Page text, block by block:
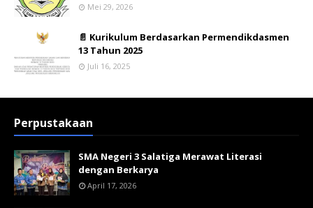
Mei 29, 2026
📄 Kurikulum Berdasarkan Permendikdasmen
13 Tahun 2025
Juli 16, 2025
Perpustakaan
SMA Negeri 3 Salatiga Merawat Literasi
dengan Berkarya
April 17, 2026